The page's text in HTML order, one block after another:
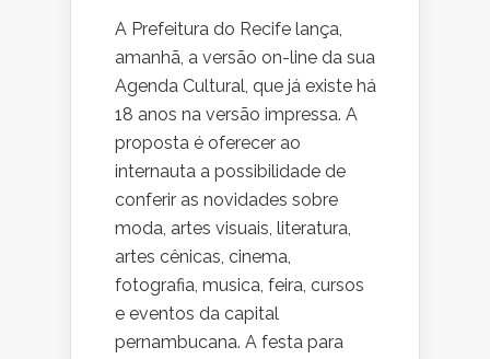
A Prefeitura do Recife lança,
amanhã, a versão on-line da sua
Agenda Cultural, que já existe há
18 anos na versão impressa. A
proposta é oferecer ao
internauta a possibilidade de
conferir as novidades sobre
moda, artes visuais, literatura,
artes cênicas, cinema,
fotografia, musica, feira, cursos
e eventos da capital
pernambucana. A festa para